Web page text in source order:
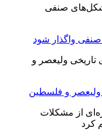
واگذار شود
ولیعصر و فلسطین